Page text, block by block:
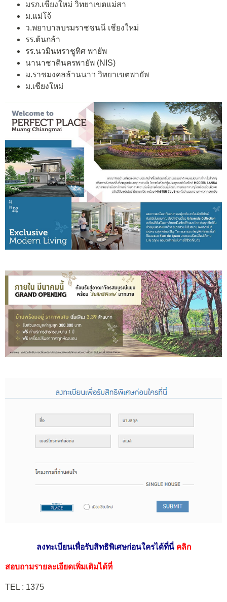
มรภ.เชียงใหม่ วิทยาเขตแม่สา
ม.แม่โจ้
ว.พยาบาลบรมราชชนนี เชียงใหม่
รร.ต้นกล้า
รร.นวมินทราชูทิศ พายัพ
นานาชาตินครพายัพ (NIS)
ม.ราชมงคลล้านนาฯ วิทยาเขตพายัพ
ม.เชียงใหม่
ลงทะเบียนเพื่อรับสิทธิพิเศษก่อนใครได้ที่นี่คลิก
สอบถามรายละเอียดเพิ่มเติมได้ที่
TEL : 1375